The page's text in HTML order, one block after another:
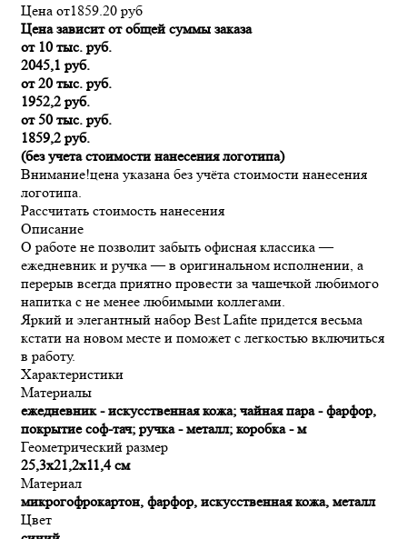
Цена от1859.20 руб
Цена зависит от общей суммы заказа
от 10 тыс. руб.
2045,1 руб.
от 20 тыс. руб.
1952,2 руб.
от 50 тыс. руб.
1859,2 руб.
(без учета стоимости нанесения логотипа)
Внимание!цена указана без учёта стоимости нанесения
логотипа.
Рассчитать стоимость нанесения
Описание
О работе не позволит забыть офисная классика —
ежедневник и ручка — в оригинальном исполнении, а
перерыв всегда приятно провести за чашечкой любимого
напитка с не менее любимыми коллегами.
Яркий и элегантный набор Best Lafite придется весьма
кстати на новом месте и поможет с легкостью включиться
в работу.
Характеристики
Материалы
ежедневник - искусственная кожа; чайная пара - фарфор,
покрытие соф-тач; ручка - металл; коробка - м
Геометрический размер
25,3х21,2х11,4 см
Материал
микрогофрокартон, фарфор, искусственная кожа, металл
Цвет